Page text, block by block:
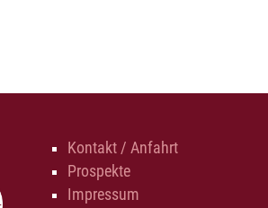
Kontakt / Anfahrt
Prospekte
Impressum